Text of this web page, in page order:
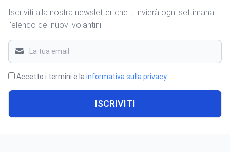
Iscriviti alla nostra newsletter che ti invierà ogni settimana
l'elenco dei nuovi volantini!
Accetto i termini e la informativa sulla privacy.
ISCRIVITI